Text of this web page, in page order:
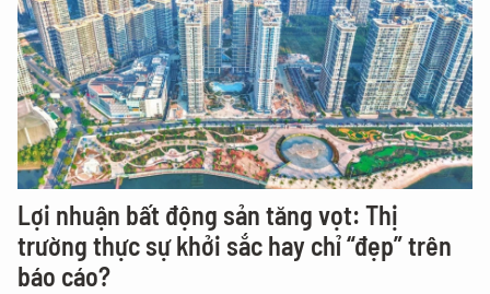
Lợi nhuận bất động sản tăng vọt: Thị
trường thực sự khởi sắc hay chỉ “đẹp” trên
báo cáo?